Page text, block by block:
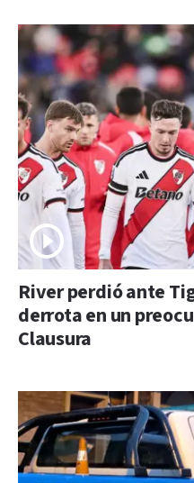
River perdió ante
derrota en un
Clausura